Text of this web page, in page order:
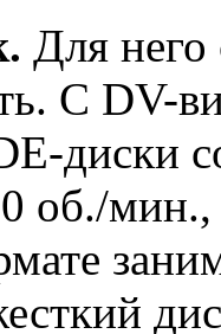
Для
С DV-
диски
об./мин.,